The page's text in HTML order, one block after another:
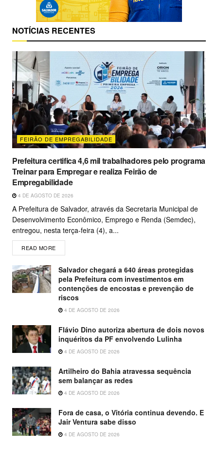
NOTÍCIAS RECENTES
FEIRÃO DE EMPREGABILIDADE
Prefeitura certifica 4,6 mil trabalhadores pelo programa
Treinar para Empregar e realiza Feirão de
Empregabilidade
4 DE AGOSTO DE 2026
A Prefeitura de Salvador, através da Secretaria Municipal de
Desenvolvimento Econômico, Emprego e Renda (Semdec),
entregou, nesta terça-feira (4), a...
READ MORE
Salvador chegará a 640 áreas protegidas
pela Prefeitura com investimentos em
contenções de encostas e prevenção de
riscos
4 DE AGOSTO DE 2026
Flávio Dino autoriza abertura de dois novos
inquéritos da PF envolvendo Lulinha
4 DE AGOSTO DE 2026
Artilheiro do Bahia atravessa sequência
sem balançar as redes
4 DE AGOSTO DE 2026
Fora de casa, o Vitória continua devendo. E
Jair Ventura sabe disso
4 DE AGOSTO DE 2026